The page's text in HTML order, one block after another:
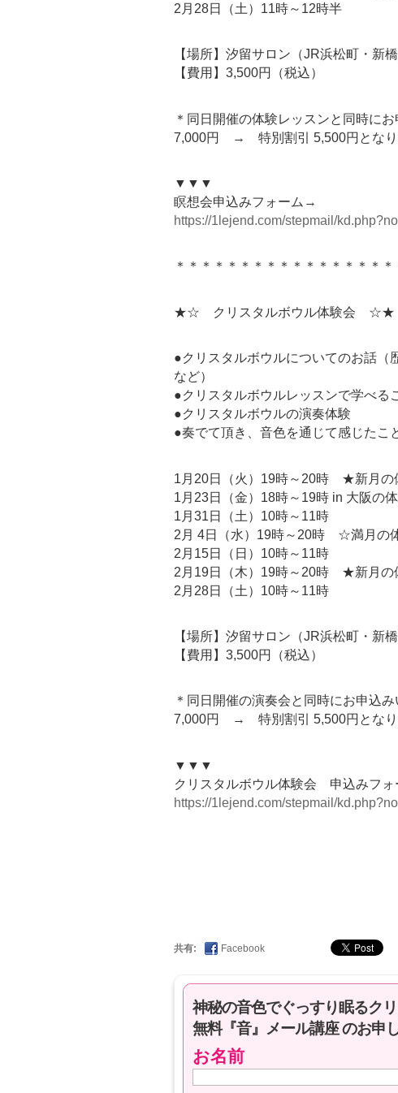
2月28日（土）11時～12時半
【場所】汐留サロン（JR浜松町・新
【費用】3,500円（税込）
＊同日開催の体験レッスンと同時に
7,000円 → 特別割引 5,500円となり
▼▼▼
瞑想会申込みフォーム→
https://1lejend.com/stepmail/
＊＊＊＊＊＊＊＊＊＊＊＊＊＊＊＊＊
★☆ クリスタルボウル体験会 ☆★
●クリスタルボウルについてのお話（
など）
●クリスタルボウルレッスンで学べる
●クリスタルボウルの演奏体験
●奏でて頂き、音色を通じて感じたこ
1月20日（火）19時～20時 ★新月の
1月23日（金）18時～19時 in 大阪の
1月31日（土）10時～11時
2月 4日（水）19時～20時 ☆満月の
2月15日（日）10時～11時
2月19日（木）19時～20時 ★新月の
2月28日（土）10時～11時
【場所】汐留サロン（JR浜松町・新
【費用】3,500円（税込）
＊同日開催の演奏会と同時にお申込み
7,000円 → 特別割引 5,500円となり
▼▼▼
クリスタルボウル体験会 申込みフ
https://1lejend.com/stepmail/
共有: Facebook
神秘の音色でぐっすり眠るク
無料『音』メール講座 のお申
お名前